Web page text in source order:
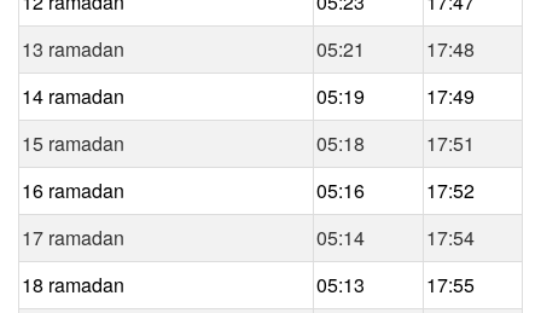
13 ramadan
05:21
17:48
14 ramadan
05:19
17:49
15 ramadan
05:18
17:51
16 ramadan
05:16
17:52
17 ramadan
05:14
17:54
18 ramadan
05:13
17:55